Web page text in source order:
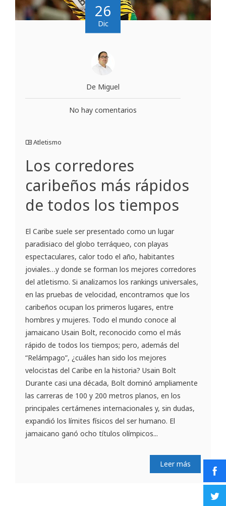
26
Dic
De Miguel
No hay comentarios
Atletismo
Los corredores
caribeños más rápidos
de todos los tiempos
El Caribe suele ser presentado como un lugar
paradisiaco del globo terráqueo, con playas
espectaculares, calor todo el año, habitantes
joviales…y donde se forman los mejores corredores
del atletismo. Si analizamos los rankings universales,
en las pruebas de velocidad, encontramos que los
caribeños ocupan los primeros lugares, entre
hombres y mujeres. Todo el mundo conoce al
jamaicano Usain Bolt, reconocido como el más
rápido de todos los tiempos; pero, además del
“Relámpago”, ¿cuáles han sido los mejores
velocistas del Caribe en la historia? Usain Bolt
Durante casi una década, Bolt dominó ampliamente
las carreras de 100 y 200 metros planos, en los
principales certámenes internacionales y, sin dudas,
expandió los límites físicos del ser humano. El
jamaicano ganó ocho títulos olímpicos...
Leer más